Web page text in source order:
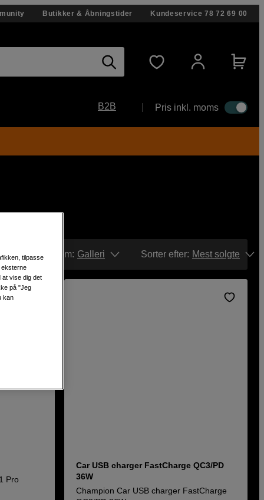
Butikker & Åbningstider Kundeservice 78 72 69 00
B2B Pris inkl. moms
Vis som: Galleri Sorter efter: Mest solgte
Pro
Car USB charger FastCharge QC3/PD
36W
Champion Car USB charger FastCharge
tilpasse
eksterne
at vise dig det
på "Jeg
kan